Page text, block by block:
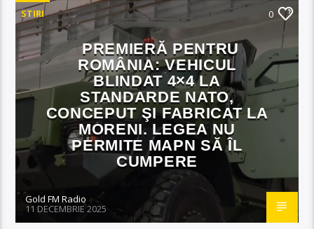
STIRI 0
PREMIERĂ PENTRU
ROMÂNIA: VEHICUL
BLINDAT 4×4 LA
STANDARDE NATO,
CONCEPUT ŞI FABRICAT LA
MORENI. LEGEA NU
PERMITE MAPN SĂ ÎL
CUMPERE
Gold FM Radio
11 DECEMBRIE 2025